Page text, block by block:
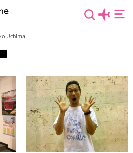
Uchima